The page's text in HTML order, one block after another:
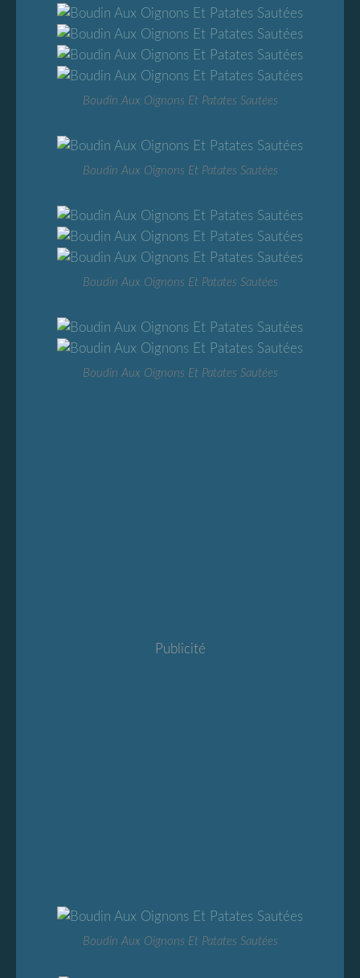
Boudin Aux Oignons Et Patates Sautées
Boudin Aux Oignons Et Patates Sautées
Boudin Aux Oignons Et Patates Sautées
Boudin Aux Oignons Et Patates Sautées
Publicité
Boudin Aux Oignons Et Patates Sautées